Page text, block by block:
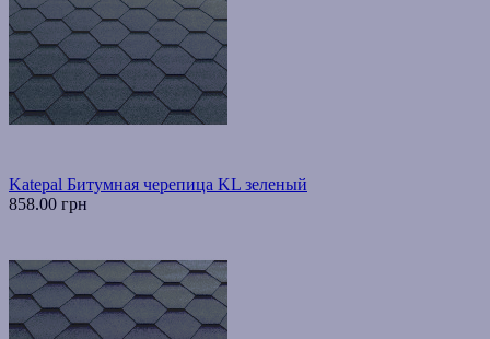
Katepal Битумная черепица KL зеленый
858.00 грн